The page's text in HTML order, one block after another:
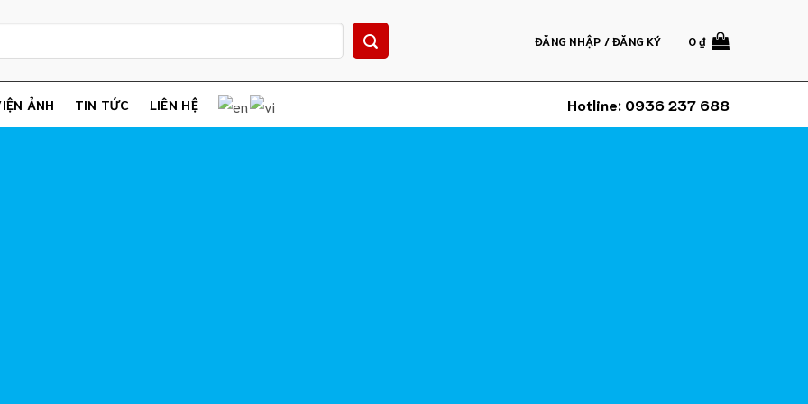
ĐĂNG NHẬP / ĐĂNG KÝ 0₫
ẢNH TIN TỨC LIÊN HỆ Hotline: 0936 237 688